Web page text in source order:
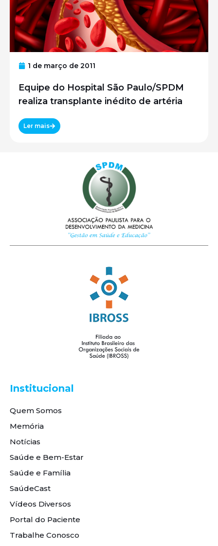
1 de março de 2011
Equipe do Hospital São Paulo/SPDM
realiza transplante inédito de artéria
Ler mais
Institucional
Quem Somos
Memória
Notícias
Saúde e Bem-Estar
Saúde e Família
SaúdeCast
Vídeos Diversos
Portal do Paciente
Trabalhe Conosco